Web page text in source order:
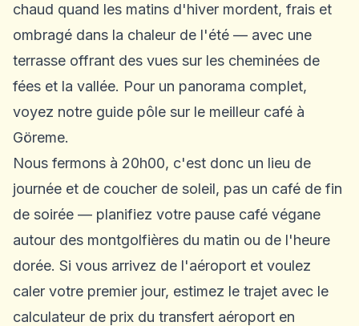
chaud quand les matins d'hiver mordent, frais et
ombragé dans la chaleur de l'été — avec une
terrasse offrant des vues sur les cheminées de
fées et la vallée. Pour un panorama complet,
voyez notre guide pôle sur le meilleur café à
Göreme.
Nous fermons à 20h00, c'est donc un lieu de
journée et de coucher de soleil, pas un café de fin
de soirée — planifiez votre pause café végane
autour des montgolfières du matin ou de l'heure
dorée. Si vous arrivez de l'aéroport et voulez
caler votre premier jour, estimez le trajet avec le
calculateur de prix du transfert aéroport en